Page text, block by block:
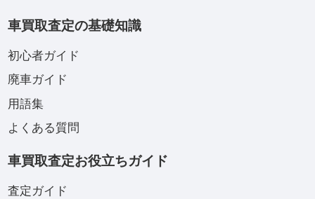
車買取査定の基礎知識
初心者ガイド
廃車ガイド
用語集
よくある質問
車買取査定お役立ちガイド
査定ガイド